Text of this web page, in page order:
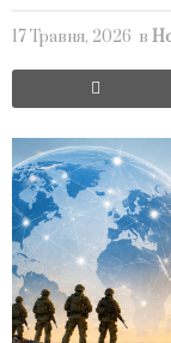
17 Травня, 2026 в